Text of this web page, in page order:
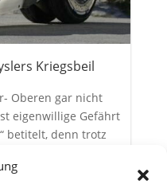
Kriegsbeil
Oberen gar nicht
eigenwillige Gefährt
betitelt, denn trotz
sind derart